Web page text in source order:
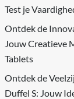
Test je
Ontdek de
Jouw Creatieve
Tablets
Ontdek de
Duffel S: Jouw